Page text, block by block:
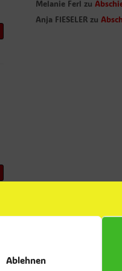
Ablehnen
Melanie Ferl zu
Anja FIESELER zu